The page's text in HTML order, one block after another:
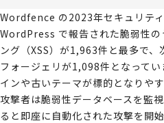
Wordfence の2023年セキュリティ
WordPress で報告された脆弱性の
ング（XSS）が1,963件と最多で
フォージェリが1,098件となって
インや古いテーマが標的となりやす
攻撃者は脆弱性データベースを監
ると即座に自動化された攻撃を開